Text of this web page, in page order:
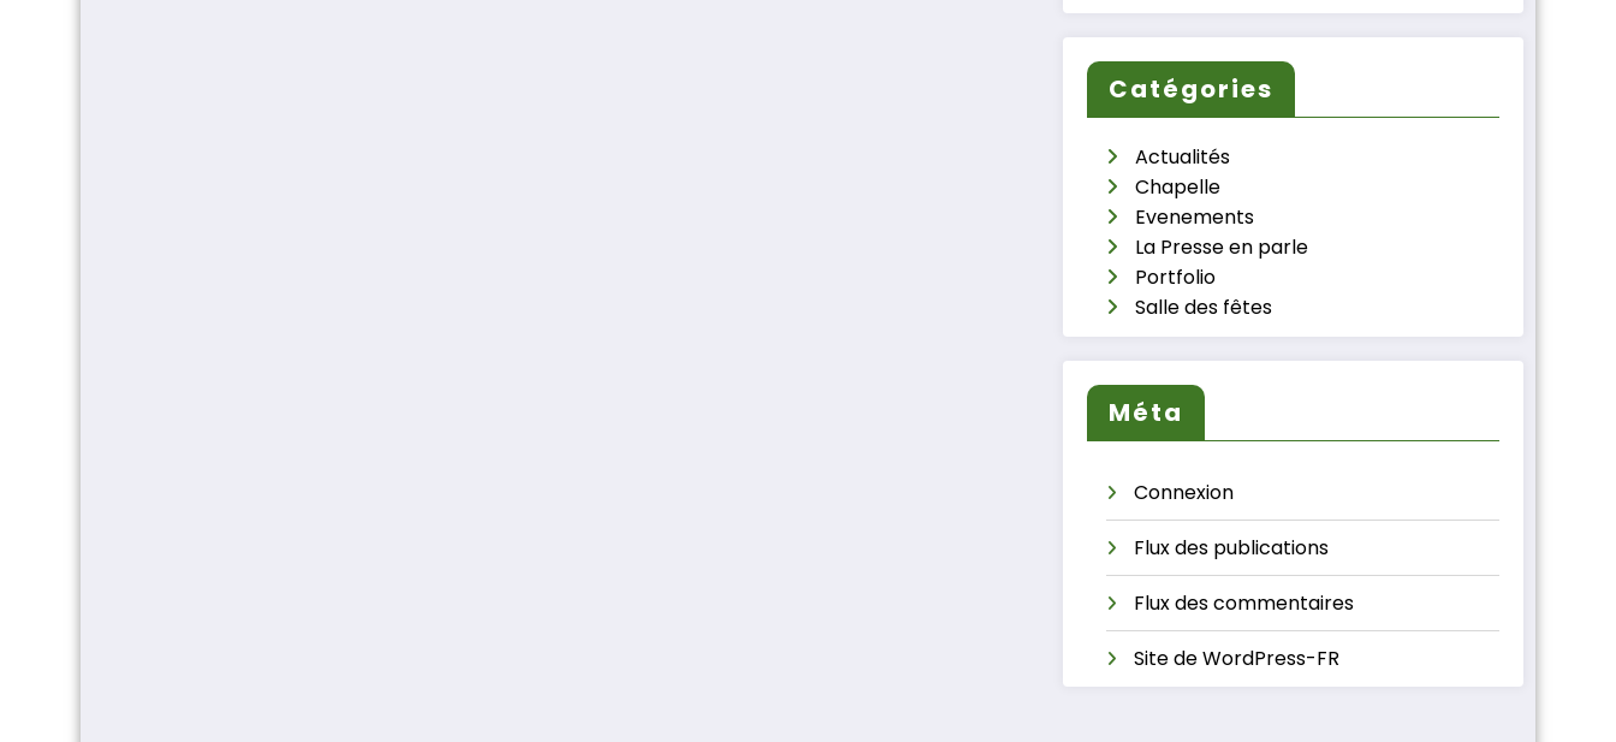
Catégories
Actualités
Chapelle
Evenements
La Presse en parle
Portfolio
Salle des fêtes
Méta
Connexion
Flux des publications
Flux des commentaires
Site de WordPress-FR